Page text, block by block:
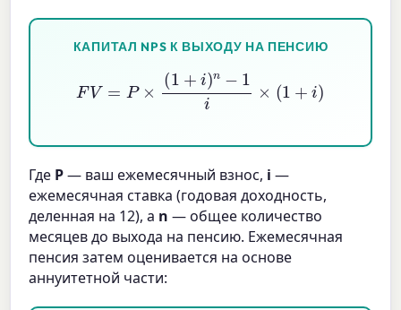
КАПИТАЛ NPS К ВЫХОДУ НА ПЕНСИЮ
×(1 + )n− ×
Где P— ваш ежемесячный взнос, i —
ежемесячная ставка (годовая доходность,
деленная на 12), а n — общее количество
месяцев до выхода на пенсию. Ежемесячная
пенсия затем оценивается на основе
аннуитетной части: